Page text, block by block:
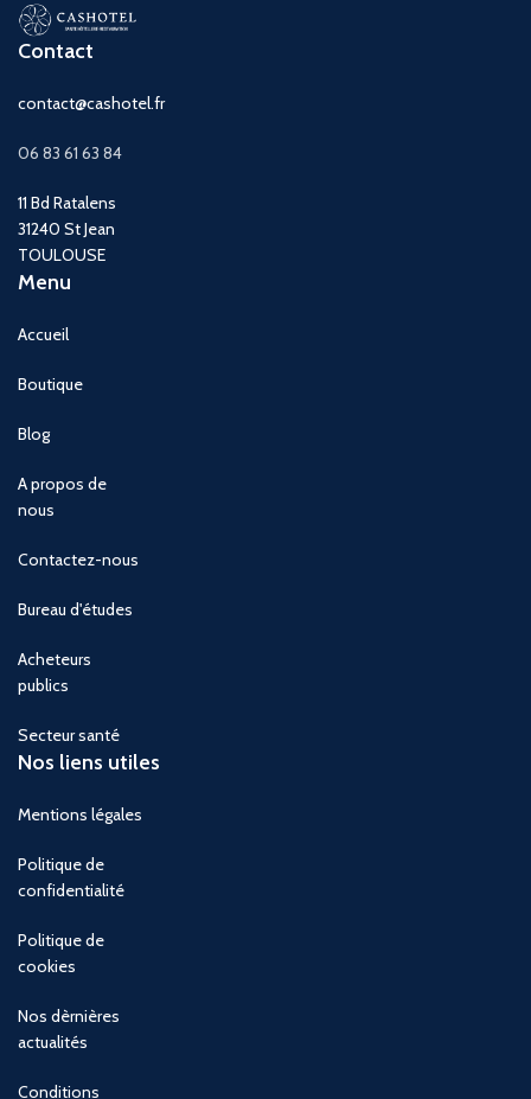
Contact
contact@cashotel.fr
06 83 61 63 84
11 Bd Ratalens
31240 St Jean
TOULOUSE
Menu
Accueil
Boutique
Blog
A propos de
nous
Contactez-nous
Bureau d'études
Acheteurs
publics
Secteur santé
Nos liens utiles
Mentions légales
Politique de
confidentialité
Politique de
cookies
Nos dèrnières
actualités
Conditions